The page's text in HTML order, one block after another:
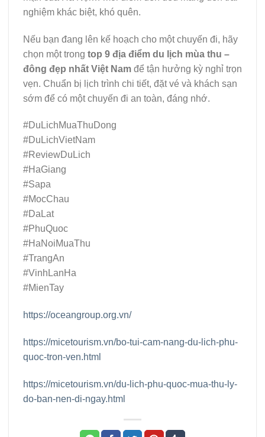
nghiệm khác biệt, khó quên.
Nếu bạn đang lên kế hoạch cho một chuyến đi, hãy
chọn một trong top 9 địa điểm du lịch mùa thu –
đông đẹp nhất Việt Nam để tận hưởng kỳ nghỉ trọn
vẹn. Chuẩn bị lịch trình chi tiết, đặt vé và khách sạn
sớm để có một chuyến đi an toàn, đáng nhớ.
#DuLichMuaThuDong
#DuLichVietNam
#ReviewDuLich
#HaGiang
#Sapa
#MocChau
#DaLat
#PhuQuoc
#HaNoiMuaThu
#TrangAn
#VinhLanHa
#MienTay
https://oceangroup.org.vn/
https://micetourism.vn/bo-tui-cam-nang-du-lich-phu-
quoc-tron-ven.html
https://micetourism.vn/du-lich-phu-quoc-mua-thu-ly-
do-ban-nen-di-ngay.html